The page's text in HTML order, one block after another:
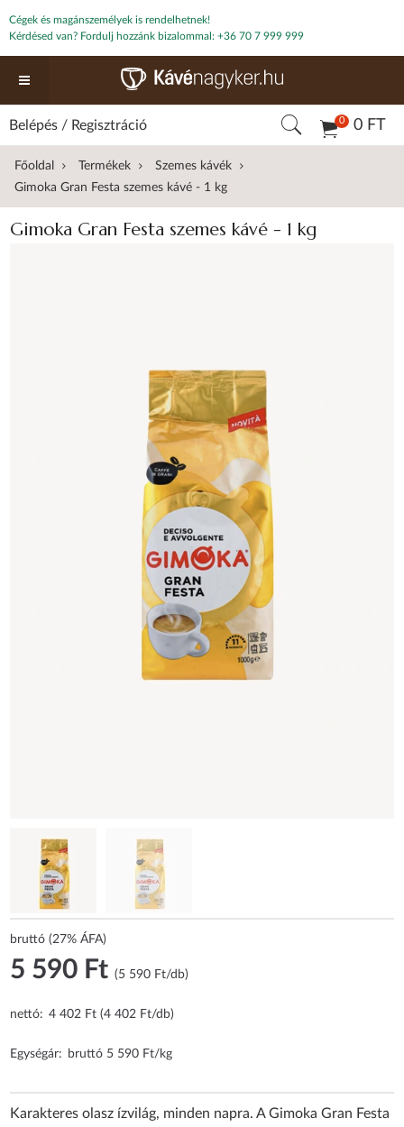
Cégek és magánszemélyek is rendelhetnek!
Kérdésed van? Fordulj hozzánk bizalommal: +36 70 7 999 999
0 0 FT
Belépés / Regisztráció
Főoldal Termékek
Szemes kávék
Gimoka Gran Festa szemes kávé - 1 kg
Gimoka Gran Festa szemes kávé - 1 kg
bruttó (27% ÁFA)
5 590 Ft(5 590 Ft/db)
nettó: 4 402 Ft (4 402 Ft/db)
Egységár: bruttó 5 590 Ft/kg
Karakteres olasz ízvilág, minden napra. A Gimoka Gran Festa